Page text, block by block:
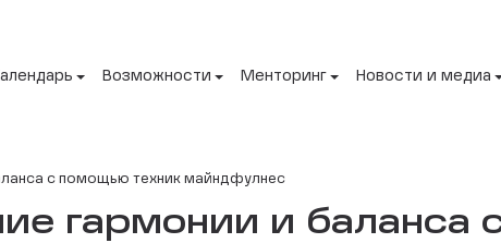
Возможности Менторинг Новости и медиа
с помощью техник майндфулнес
гармонии и баланса